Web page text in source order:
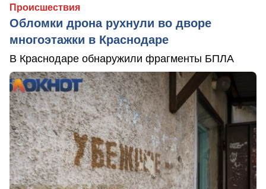
Происшествия
Обломки дрона рухнули во дворе
многоэтажки в Краснодаре
В Краснодаре обнаружили фрагменты БПЛА